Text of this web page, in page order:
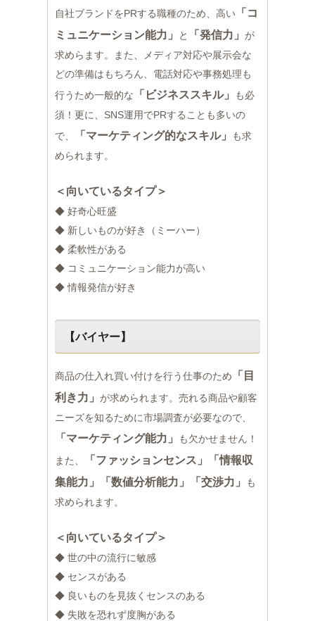
自社ブランドをPRする職種のため、高い 「コ
ミュニケーション能力」
と 「発信力」 が
求めらます。また、メディア対応や展示会な
どの準備はもちろん、電話対応や事務処理も
行うため一般的な 「ビジネススキル」
も必
須！更に、SNS運用でPRすることも多いの
で、
「マーケティング的なスキル」
も求
められます。
＜向いているタイプ＞
◆ 好奇心旺盛
◆ 新しいものが好き（ミーハー）
◆ 柔軟性がある
◆ コミュニケーション能力が高い
◆ 情報発信が好き
【バイヤー】
商品の仕入れ買い付けを行う仕事のため 「目
利き力」 が求められます。売れる商品や顧客
ニーズを知るために市場調査が必要なので、
「マーケティング能力」
も欠かせません！
また、
「ファッションセンス」「情報収
集能力」「数値分析能力」「交渉力」
も
求められます。
＜向いているタイプ＞
◆ 世の中の流行に敏感
◆ センスがある
◆ 良いものを見抜くセンスのある
◆ 失敗を恐れず度胸がある